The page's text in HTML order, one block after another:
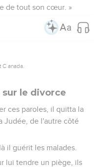
de tout son cœur. »
anada.
le divorce
ces paroles, il quitta la
Judée, de l'autre côté
il guérit les malades.
lui tendre un piège, ils